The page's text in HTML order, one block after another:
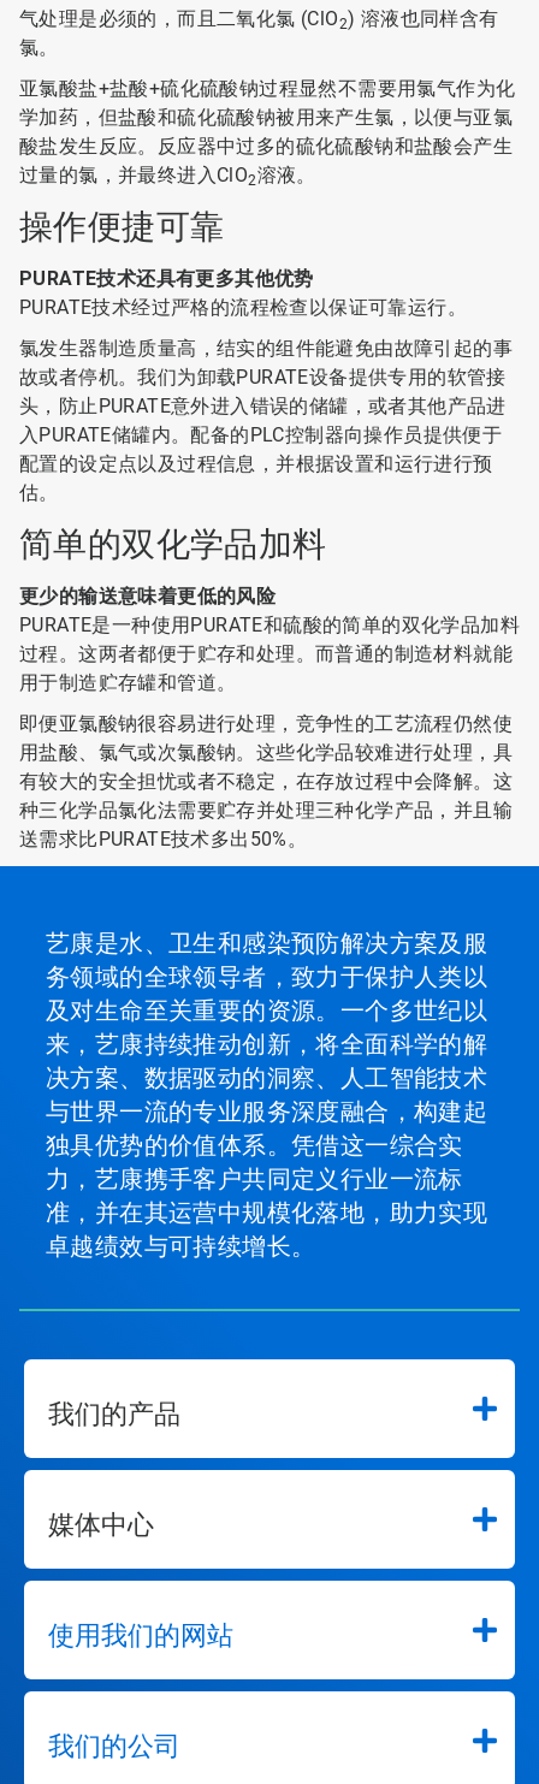
气处理是必须的，而且二氧化氯 (ClO2) 溶液也同样含有
氯。
亚氯酸盐+盐酸+硫化硫酸钠过程显然不需要用氯气作为化
学加药，但盐酸和硫化硫酸钠被用来产生氯，以便与亚氯
酸盐发生反应。反应器中过多的硫化硫酸钠和盐酸会产生
过量的氯，并最终进入ClO2溶液。
操作便捷可靠
PURATE技术还具有更多其他优势
PURATE技术经过严格的流程检查以保证可靠运行。
氯发生器制造质量高，结实的组件能避免由故障引起的事
故或者停机。我们为卸载PURATE设备提供专用的软管接
头，防止PURATE意外进入错误的储罐，或者其他产品进
入PURATE储罐内。配备的PLC控制器向操作员提供便于
配置的设定点以及过程信息，并根据设置和运行进行预
估。
简单的双化学品加料
更少的输送意味着更低的风险
PURATE是一种使用PURATE和硫酸的简单的双化学品加料
过程。这两者都便于贮存和处理。而普通的制造材料就能
用于制造贮存罐和管道。
即便亚氯酸钠很容易进行处理，竞争性的工艺流程仍然使
用盐酸、氯气或次氯酸钠。这些化学品较难进行处理，具
有较大的安全担忧或者不稳定，在存放过程中会降解。这
种三化学品氯化法需要贮存并处理三种化学产品，并且输
送需求比PURATE技术多出50%。
艺康是水、卫生和感染预防解决方案及服
务领域的全球领导者，致力于保护人类以
及对生命至关重要的资源。一个多世纪以
来，艺康持续推动创新，将全面科学的解
决方案、数据驱动的洞察、人工智能技术
与世界一流的专业服务深度融合，构建起
独具优势的价值体系。凭借这一综合实
力，艺康携手客户共同定义行业一流标
准，并在其运营中规模化落地，助力实现
卓越绩效与可持续增长。
我们的产品
媒体中心
使用我们的网站
我们的公司